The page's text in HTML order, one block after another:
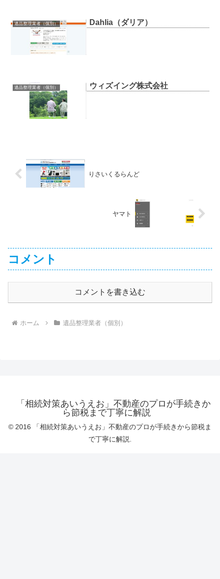
遺品整理業者（個別） Dahlia（ダリア）
遺品整理業者（個別） ウィズイング株式会社
りさいくるらんど
ヤマト
コメント
コメントを書き込む
ホーム 遺品整理業者（個別）
「相続対策あいうえお」不動産のプロが手続きか
ら節税まで丁寧に解説
© 2016 「相続対策あいうえお」不動産のプロが手続きから節税ま
で丁寧に解説.